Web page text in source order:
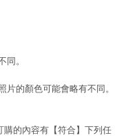
。
的顏色可能會略有不同。
的內容有【符合】下列任